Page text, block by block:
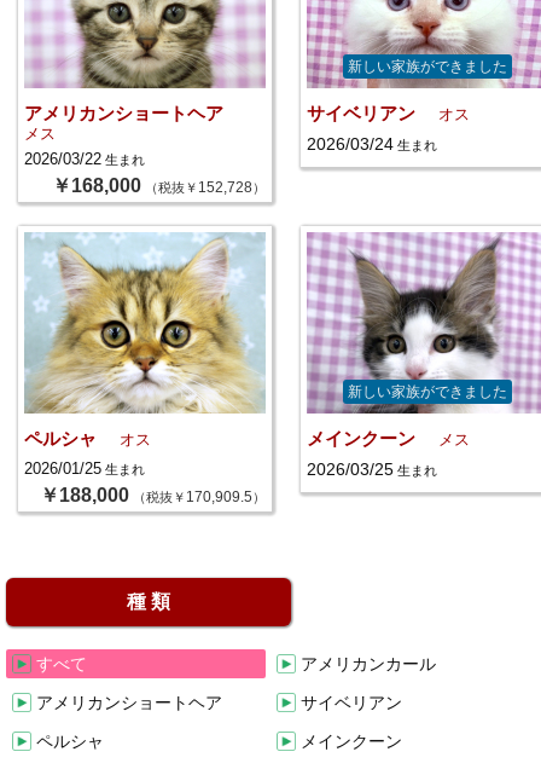
アメリカンショートヘア
メス
2026/03/22 生まれ
￥168,000 （税抜￥ 152,728）
新しい家族ができました
サイベリアン オス
2026/03/24 生まれ
ペルシャ
オス
2026/01/25 生まれ
￥188,000 （税抜￥ 170,909.5 ）
新しい家族ができました
メインクーン メス
2026/03/25 生まれ
種 類
すべて
アメリカンカール
アメリカンショートヘア
サイベリアン
ペルシャ
メインクーン